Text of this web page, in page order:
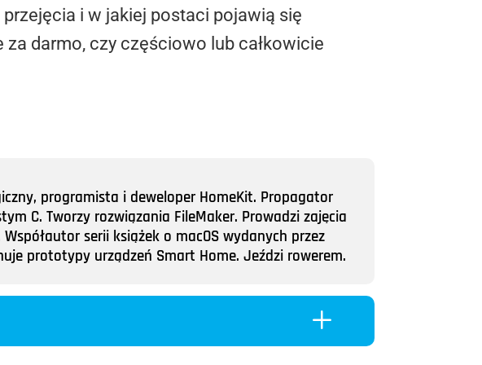
i w jakiej postaci pojawią się
darmo, czy częściowo lub całkowicie
programista i deweloper HomeKit. Propagator
C. Tworzy rozwiązania FileMaker. Prowadzi zajęcia
serii książek o macOS wydanych przez
prototypy urządzeń Smart Home. Jeździ rowerem.
L